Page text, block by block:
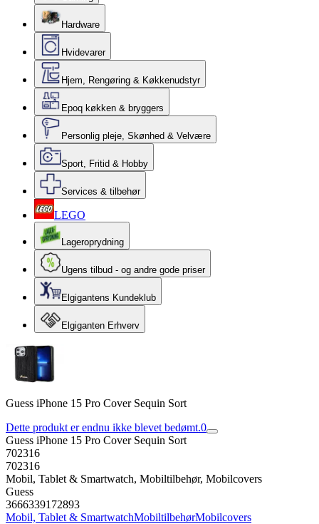
Hardware
Hvidevarer
Hjem, Rengøring & Køkkenudstyr
Epoq køkken & bryggers
Personlig pleje, Skønhed & Velvære
Sport, Fritid & Hobby
Services & tilbehør
LEGO
Lageroprydning
Ugens tilbud - og andre gode priser
Elgigantens Kundeklub
Elgiganten Erhverv
Guess iPhone 15 Pro Cover Sequin Sort
Dette produkt er endnu ikke blevet bedømt.0
Guess iPhone 15 Pro Cover Sequin Sort
702316
702316
Mobil, Tablet & Smartwatch, Mobiltilbehør, Mobilcovers
Guess
3666339172893
Mobil, Tablet & SmartwatchMobiltilbehørMobilcovers